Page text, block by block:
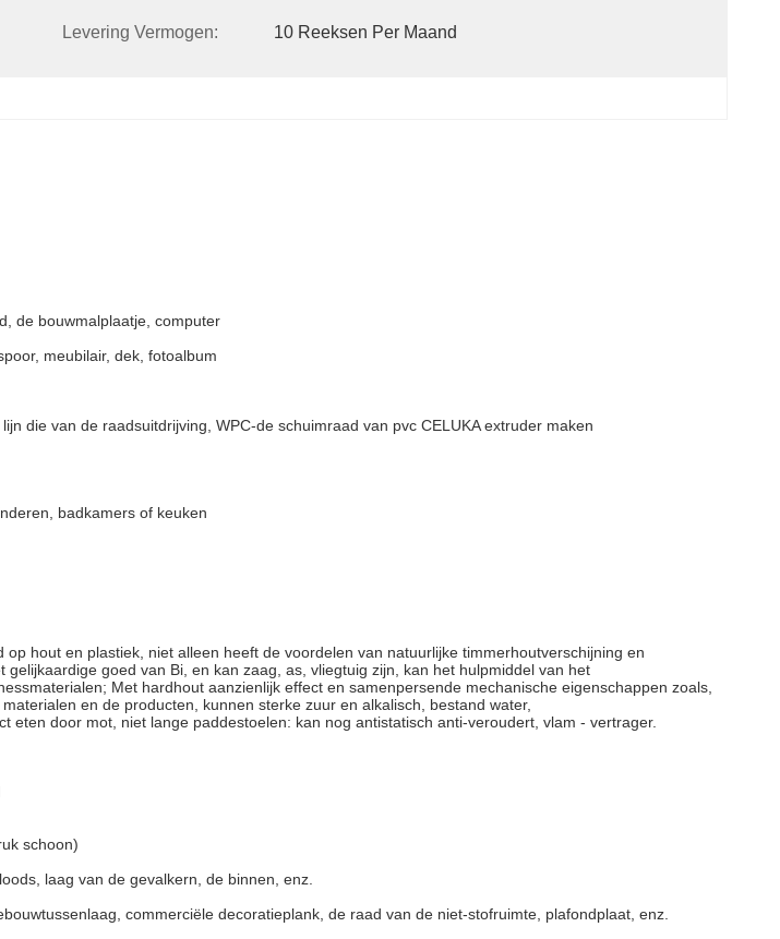
Levering Vermogen: 10 Reeksen Per Maand
de bouwmalplaatje, computer
meubilair, dek, fotoalbum
die van de raadsuitdrijving, WPC-de schuimraad van pvc CELUKA extruder maken
badkamers of keuken
op hout en plastiek, niet alleen heeft de voordelen van natuurlijke timmerhoutverschijning en
goed van Bi, en kan zaag, as, vliegtuig zijn, kan het hulpmiddel van het
Met hardhout aanzienlijk effect en samenpersende mechanische eigenschappen zoals,
en de producten, kunnen sterke zuur en alkalisch, bestand water,
door mot, niet lange paddestoelen: kan nog antistatisch anti-veroudert, vlam - vertrager.
schoon)
laag van de gevalkern, de binnen , enz.
commerciële decoratieplank, de raad van de niet-stofruimte, plafondplaat, enz.